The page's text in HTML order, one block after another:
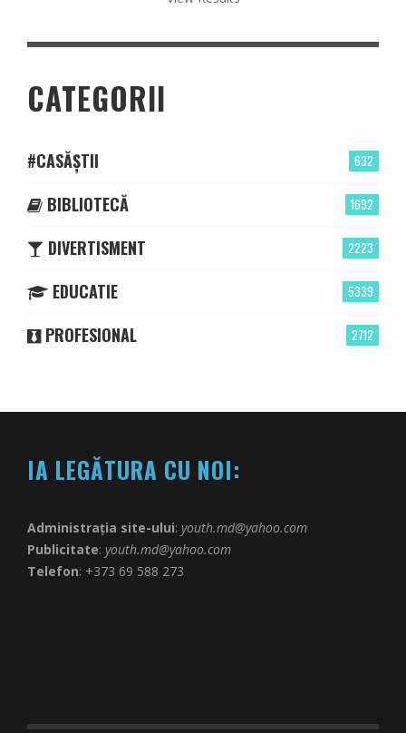
CATEGORII
632
#CASĂȘTII
1692
BIBLIOTECĂ
2223
DIVERTISMENT
5339
EDUCATIE
2712
PROFESIONAL
IA LEGĂTURA CU NOI:
Administrația site-ului: youth.md@yahoo.com
Publicitate: youth.md@yahoo.com
Telefon: +373 69 588 273